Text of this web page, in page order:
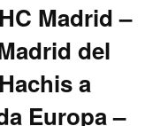
Madrid –
del
a
Europa –